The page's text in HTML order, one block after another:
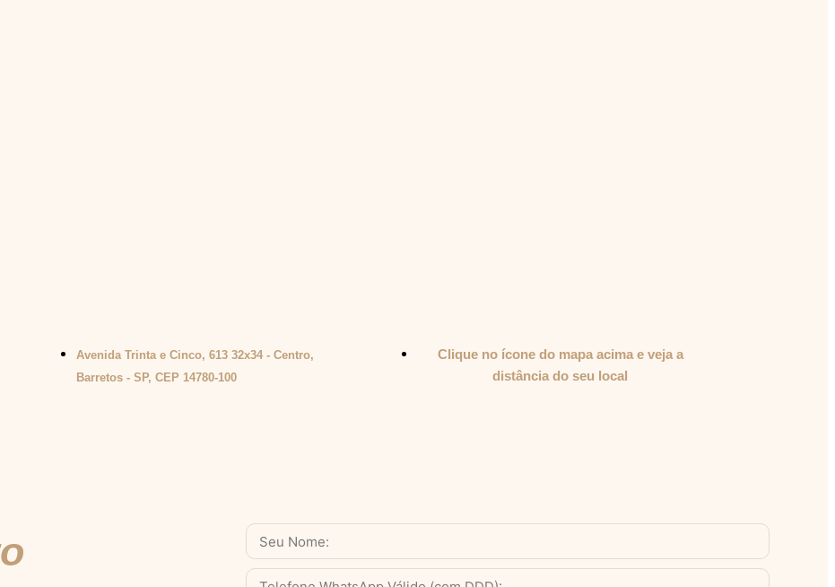
Avenida Trinta e Cinco, 613 32x34 - Centro,
Barretos - SP, CEP 14780-100
Clique no ícone do mapa acima e veja a
distância do seu local
Nome
WhatsApp